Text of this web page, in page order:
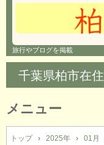
旅行やブログを掲載
千葉県柏市在住
メニュー
コ
ントップ › 2025年 › 01月